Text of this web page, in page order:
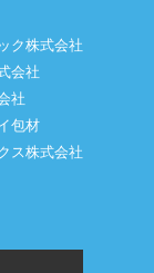
ク株式会社
会社
社
包材
ス株式会社